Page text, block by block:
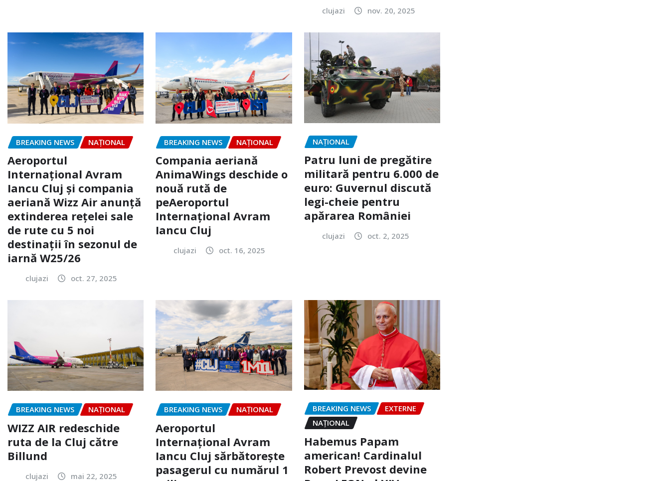
clujazi nov. 20, 2025
BREAKING NEWS NAŢIONAL
Aeroportul
Internațional Avram
Iancu Cluj și compania
aeriană Wizz Air anunță
extinderea reţelei sale
de rute cu 5 noi
destinaţii în sezonul de
iarnă W25/26
clujazi oct. 27, 2025
BREAKING NEWS NAŢIONAL
Compania aeriană
AnimaWings deschide o
nouă rută de
peAeroportul
Internaţional Avram
Iancu Cluj
clujazi oct. 16, 2025
NAŢIONAL
Patru luni de pregătire
militară pentru 6.000 de
euro: Guvernul discută
legi-cheie pentru
apărarea României
clujazi oct. 2, 2025
BREAKING NEWS NAŢIONAL
WIZZ AIR redeschide
ruta de la Cluj către
Billund
clujazi mai 22, 2025
BREAKING NEWS NAŢIONAL
Aeroportul
Internaţional Avram
Iancu Cluj sărbătorește
pasagerul cu numărul 1
BREAKING NEWS
EXTERNE
NAŢIONAL
Habemus Papam
american! Cardinalul
Robert Prevost devine